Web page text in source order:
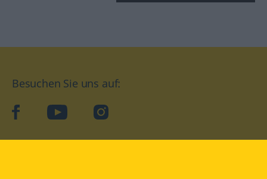
Besuchen Sie uns auf:
facebookYouTube Instagram